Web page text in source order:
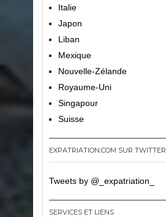
Italie
Japon
Liban
Mexique
Nouvelle-Zélande
Royaume-Uni
Singapour
Suisse
EXPATRIATION.COM SUR TWITTER
Tweets by @_expatriation_
SERVICES ET LIENS